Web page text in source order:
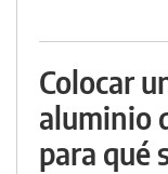
Colocar
aluminio
para qué